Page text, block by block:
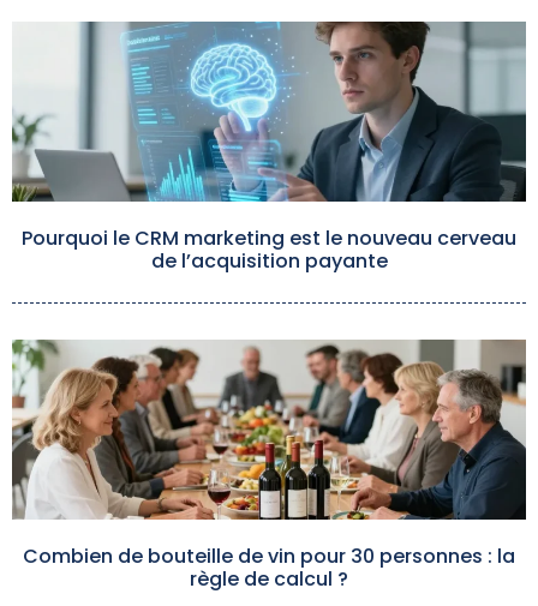
Pourquoi le CRM marketing est le nouveau cerveau
de l’acquisition payante
Combien de bouteille de vin pour 30 personnes : la
règle de calcul ?